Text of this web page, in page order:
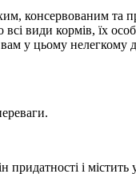
консервованим
види кормів, їх
у цьому нелегкому
і містить